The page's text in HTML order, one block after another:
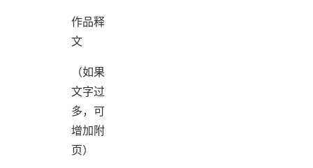
作品释
文
（如果
文字过
多，可
增加附
页）